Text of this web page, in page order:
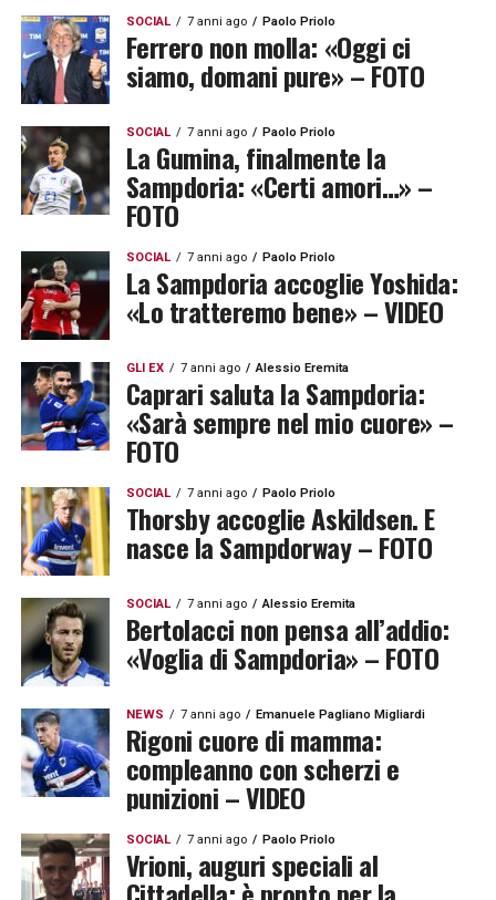
SOCIAL 7 anni ago Paolo Priolo
Ferrero non molla: «Oggi ci
siamo, domani pure» – FOTO
SOCIAL 7 anni ago Paolo Priolo
La Gumina, finalmente la
Sampdoria: «Certi amori…» –
FOTO
SOCIAL 7 anni ago Paolo Priolo
La Sampdoria accoglie Yoshida:
«Lo tratteremo bene» – VIDEO
GLI EX 7 anni ago Alessio Eremita
Caprari saluta la Sampdoria:
«Sarà sempre nel mio cuore» –
FOTO
SOCIAL 7 anni ago Paolo Priolo
Thorsby accoglie Askildsen. E
nasce la Sampdorway – FOTO
SOCIAL 7 anni ago Alessio Eremita
Bertolacci non pensa all’addio:
«Voglia di Sampdoria» – FOTO
NEWS 7 anni ago Emanuele Pagliano Migliardi
Rigoni cuore di mamma:
compleanno con scherzi e
punizioni – VIDEO
SOCIAL 7 anni ago Paolo Priolo
Vrioni, auguri speciali al